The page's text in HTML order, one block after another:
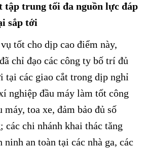
tập trung tối đa nguồn lực đáp
sắp tới
tốt cho dịp cao điểm này,
chỉ đạo các công ty bố trí đủ
tại các giao cắt trong dịp nghỉ
nghiệp đầu máy làm tốt công
máy, toa xe, đảm bảo đủ số
chi nhánh khai thác tăng
ninh an toàn tại các nhà ga, các